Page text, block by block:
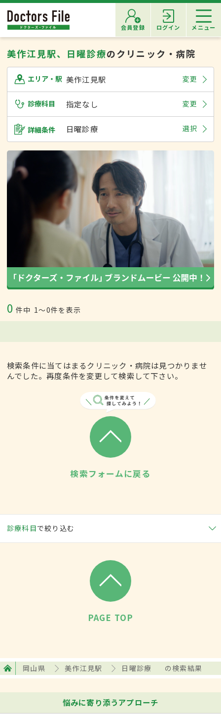
会員登録 ログイン メニュー
美作江見駅、日曜診療のクリニック・病院
エリア・駅 美作江見駅 変更
診療科目 指定なし 変更
詳細条件 日曜診療 選択
0 件中 1〜0件を表示
検索条件に当てはまるクリニック・病院は見つかりませ
んでした。再度条件を変更して検索して下さい。
検索フォームに戻る
診療科目で絞り込む
PAGE TOP
岡山県 美作江見駅 日曜診療 の検索結果
悩みに寄り添うアプローチ